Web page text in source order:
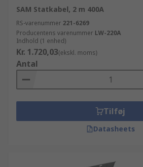
SAM Statkabel, 2 m 400A
RS-varenummer 221-6269
Producentens varenummer LW-220A
Indhold (1 enhed)
Kr. 1.720,03(ekskl. moms)
Antal
Tilføj
Datasheets